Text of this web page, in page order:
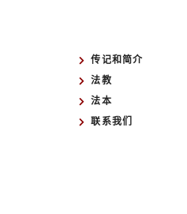
传记和简介
法教
法本
联系我们